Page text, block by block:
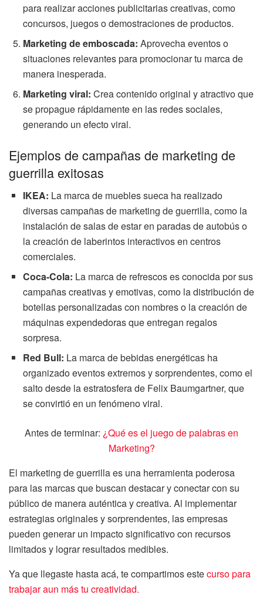
para realizar acciones publicitarias creativas, como
concursos, juegos o demostraciones de productos.
Marketing de emboscada: Aprovecha eventos o
situaciones relevantes para promocionar tu marca de
manera inesperada.
Marketing viral: Crea contenido original y atractivo que
se propague rápidamente en las redes sociales,
generando un efecto viral.
Ejemplos de campañas de marketing de
guerrilla exitosas
IKEA: La marca de muebles sueca ha realizado
diversas campañas de marketing de guerrilla, como la
instalación de salas de estar en paradas de autobús o
la creación de laberintos interactivos en centros
comerciales.
Coca-Cola: La marca de refrescos es conocida por sus
campañas creativas y emotivas, como la distribución de
botellas personalizadas con nombres o la creación de
máquinas expendedoras que entregan regalos
sorpresa.
Red Bull: La marca de bebidas energéticas ha
organizado eventos extremos y sorprendentes, como el
salto desde la estratosfera de Felix Baumgartner, que
se convirtió en un fenómeno viral.
Antes de terminar: ¿Qué es el juego de palabras en
Marketing?
El marketing de guerrilla es una herramienta poderosa
para las marcas que buscan destacar y conectar con su
público de manera auténtica y creativa. Al implementar
estrategias originales y sorprendentes, las empresas
pueden generar un impacto significativo con recursos
limitados y lograr resultados medibles.
Ya que llegaste hasta acá, te compartimos estecurso para
trabajar aun más tu creatividad.